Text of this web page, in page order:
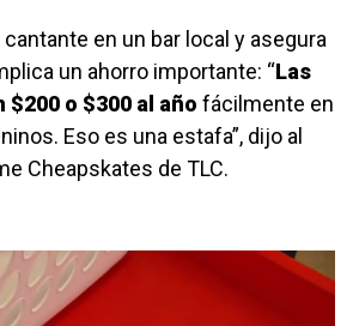
cantante en un bar local y asegura
un ahorro importante: “Las
o $300 al año fácilmente en
Eso es una estafa”, dijo al
Cheapskates de TLC.